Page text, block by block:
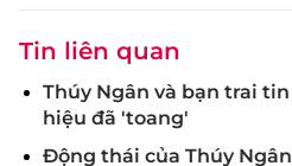
Tin liên quan
Thúy Ngân và bạn trai
hiệu đã 'toang'
Động thái của Thúy